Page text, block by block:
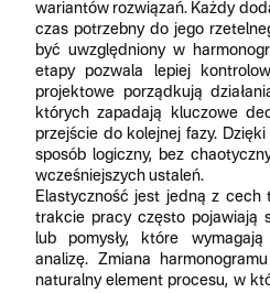
wariantów rozwiązań. Każdy
czas potrzebny do jego
być uwzględniony w
etapy pozwala lepiej
projektowe porządkują
których zapadają kluczowe
przejście do kolejnej fazy.
sposób logiczny, bez
wcześniejszych ustaleń.
Elastyczność jest jedną z cech
trakcie pracy często pojawiają
lub pomysły, które
analizę. Zmiana
naturalny element procesu, w